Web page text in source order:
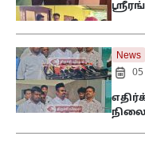
News
05